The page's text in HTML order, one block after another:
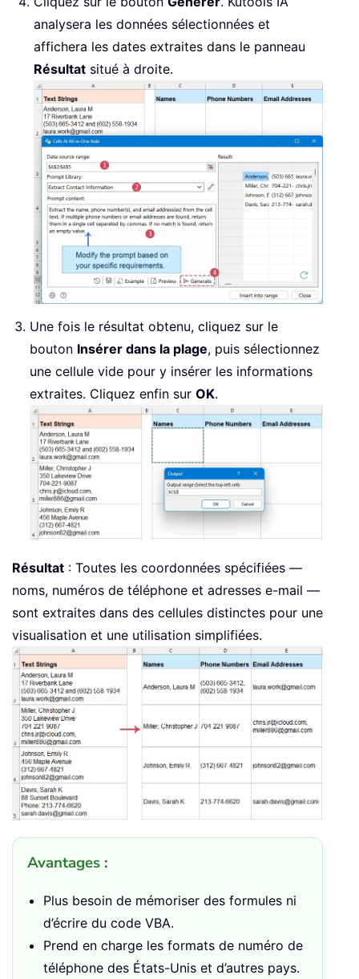
analysera les données sélectionnées et
affichera les dates extraites dans le panneau
Résultat situé à droite.
Une fois le résultat obtenu, cliquez sur le
bouton Insérer dans la plage, puis sélectionnez
une cellule vide pour y insérer les informations
extraites. Cliquez enfin sur OK.
Résultat : Toutes les coordonnées spécifiées —
noms, numéros de téléphone et adresses e-mail —
sont extraites dans des cellules distinctes pour une
visualisation et une utilisation simplifiées.
Avantages :
Plus besoin de mémoriser des formules ni
d’écrire du code VBA.
Prend en charge les formats de numéro de
téléphone des États-Unis et d’autres pays.